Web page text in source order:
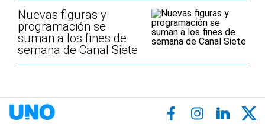
Nuevas figuras y
programación se
suman a los fines de
semana de Canal Siete